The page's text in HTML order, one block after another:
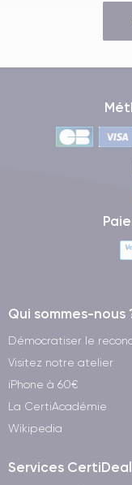
Qui sommes-nous
Démocratiser le
Visitez notre atelier
iPhone à 60€
La CertiAcadémie
Wikipedia
Services CertiDeal